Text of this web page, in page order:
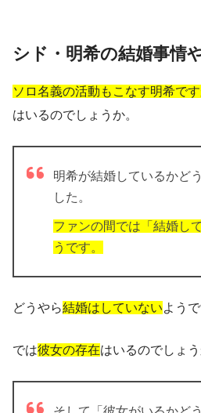
シド・明希の結婚事情
ソロ名義の活動もこなす明希で
はいるのでしょうか。
明希が結婚しているかど
した。
ファンの間では「結婚し
うです。
どうやら結婚はしていないようで
では彼女の存在はいるのでしょう